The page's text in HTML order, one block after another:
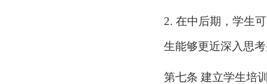
2.在中后期，学生
生能够更近深入思
第七条建立学生培